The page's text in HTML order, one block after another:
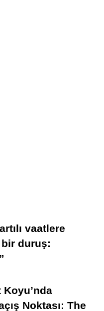
vaatlere
duruş:
Noktası: The